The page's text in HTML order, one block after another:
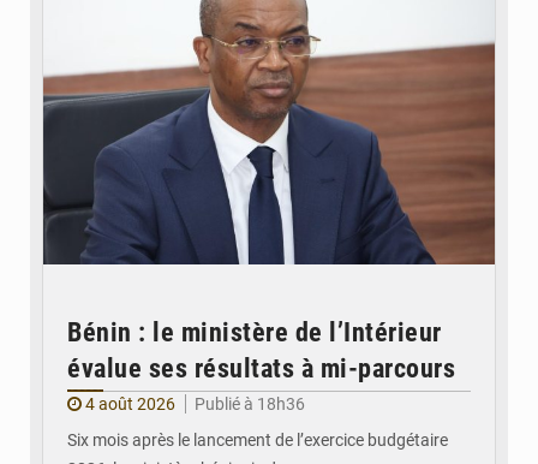
Bénin : le ministère de l’Intérieur
évalue ses résultats à mi-parcours
4 août 2026
Publié à 18h36
Six mois après le lancement de l’exercice budgétaire